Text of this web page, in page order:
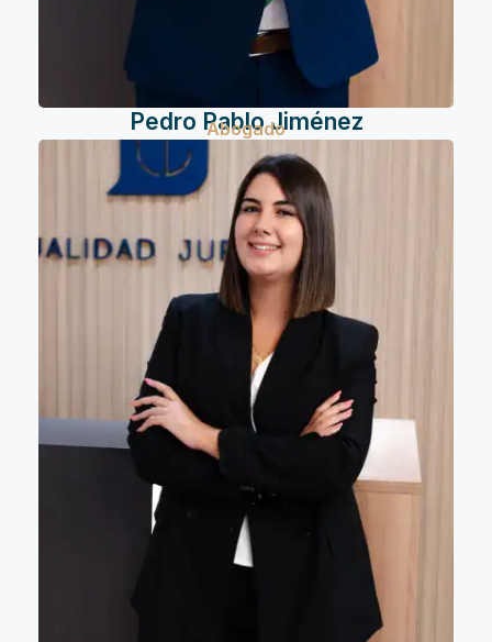
Pedro Pablo Jiménez
Abogado